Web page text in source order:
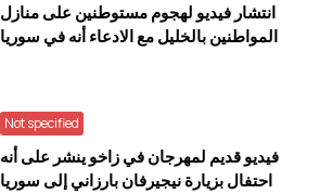
انتشار فيديو لهجوم مستوطنين على منازل
المواطنين بالخليل مع الادعاء أنه في سوريا
Not specified
فيديو قديم لمهرجان في زاخو ينشر على أنه
احتفال بزيارة نيجيرفان بارزاني إلى سوريا